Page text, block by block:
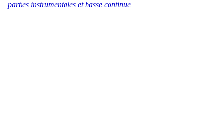
parties instrumentales et basse continue